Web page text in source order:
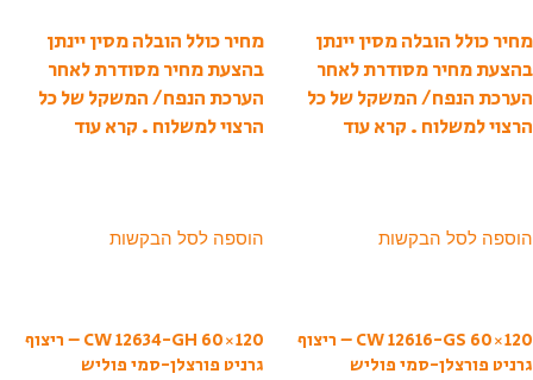
מחיר כולל הובלה מסין יינתן
בהצעת מחיר מסודרת לאחר
הערכת הנפח/ המשקל של כל
הרצוי למשלוח . קרא עוד
הוספה לסל הבקשות
מחיר כולל הובלה מסין יינתן
בהצעת מחיר מסודרת לאחר
הערכת הנפח/ המשקל של כל
הרצוי למשלוח . קרא עוד
הוספה לסל הבקשות
CW 12616-GS 60×120 – ריצוף
גרניט פורצלן-סמי פוליש
CW 12634-GH 60×120 – ריצוף
גרניט פורצלן-סמי פוליש